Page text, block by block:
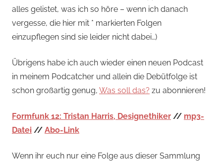
alles gelistet, was ich so höre – wenn ich danach
vergesse, die hier mit * markierten Folgen
einzupflegen sind sie leider nicht dabei…)
Übrigens habe ich auch wieder einen neuen Podcast
in meinem Podcatcher und allein die Debütfolge ist
schon großartig genug, Was soll das? zu abonnieren!
Formfunk 12: Tristan Harris, Designethiker // mp3-
Datei // Abo-Link
Wenn ihr euch nur eine Folge aus dieser Sammlung